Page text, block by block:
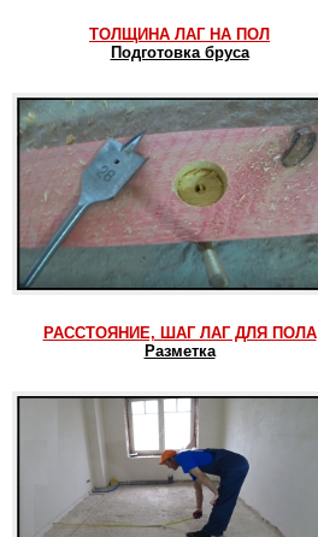
ТОЛЩИНА ЛАГ НА ПОЛ
Подготовка бруса
РАССТОЯНИЕ, ШАГ ЛАГ ДЛЯ ПОЛА
Разметка